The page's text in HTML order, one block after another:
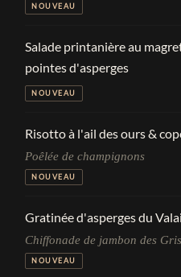
NOUVEAU
Salade printanière au
pointes d'asperges
NOUVEAU
Risotto à l'ail des ours &
Poêlée de champignons
NOUVEAU
Gratinée d'asperges du
Chiffonade de jambon des
NOUVEAU